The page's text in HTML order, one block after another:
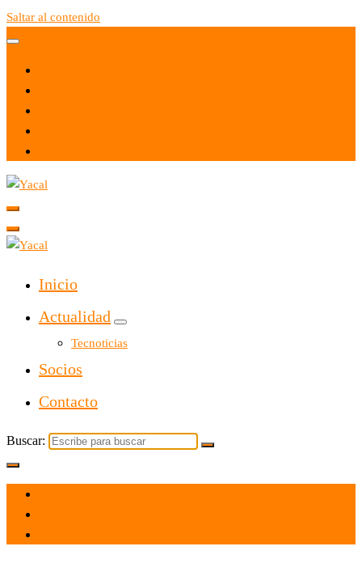
Saltar al contenido
Yacal micro hosting
Inicio
Actualidad
Tecnoticias
Socios
Contacto
Buscar: